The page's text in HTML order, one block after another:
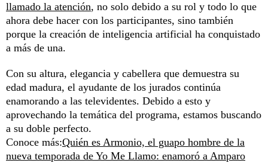
llamado la atención, no solo debido a su rol y todo lo que
ahora debe hacer con los participantes, sino también
porque la creación de inteligencia artificial ha conquistado
a más de una.
Con su altura, elegancia y cabellera que demuestra su
edad madura, el ayudante de los jurados continúa
enamorando a las televidentes. Debido a esto y
aprovechando la temática del programa, estamos buscando
a su doble perfecto.
Conoce más:Quién es Armonio, el guapo hombre de la
nueva temporada de Yo Me Llamo: enamoró a Amparo